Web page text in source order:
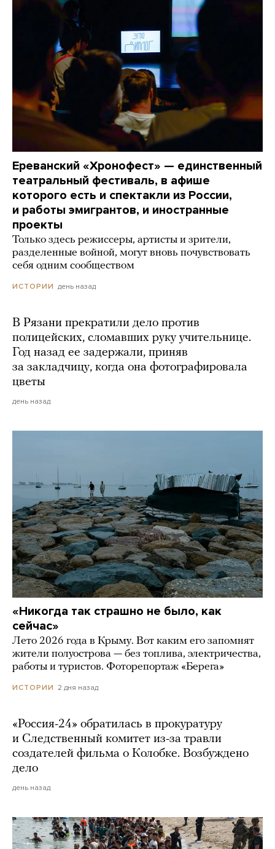
Ереванский «Хронофест» — единственный
театральный фестиваль, в афише
которого есть и спектакли из России,
и работы эмигрантов, и иностранные
проекты
Только здесь режиссеры, артисты и зрители,
разделенные войной, могут вновь почувствовать
себя одним сообществом
ИСТОРИИ день назад
В Рязани прекратили дело против
полицейских, сломавших руку учительнице.
Год назад ее задержали, приняв
за закладчицу, когда она фотографировала
цветы
день назад
«Никогда так страшно не было, как
сейчас»
Лето 2026 года в Крыму. Вот каким его запомнят
жители полуострова — без топлива, электричества,
работы и туристов. Фоторепортаж «Берега»
ИСТОРИИ 2 дня назад
«Россия-24» обратилась в прокуратуру
и Следственный комитет из-за травли
создателей фильма о Колобке. Возбуждено
дело
день назад